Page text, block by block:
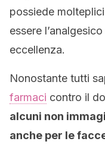
possiede
essere
eccellenza.
Nonostante tutti
farmaci contro il
alcuni non
anche per le